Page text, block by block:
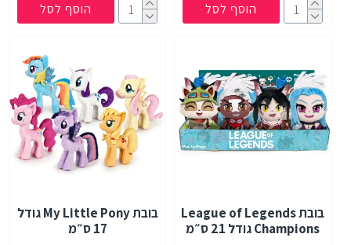
הוסף לסל הוסף לסל
בובת League of Legends
Champions גודל 21 ס״מ
בובת My Little Pony גודל
17 ס״מ